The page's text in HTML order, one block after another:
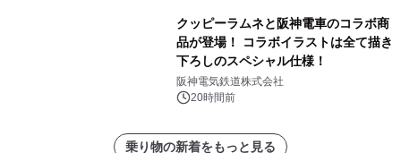
クッピーラムネと阪神電車のコラボ商
品が登場！ コラボイラストは全て描き
下ろしのスペシャル仕様！
阪神電気鉄道株式会社
20時間前
乗り物の新着をもっと見る